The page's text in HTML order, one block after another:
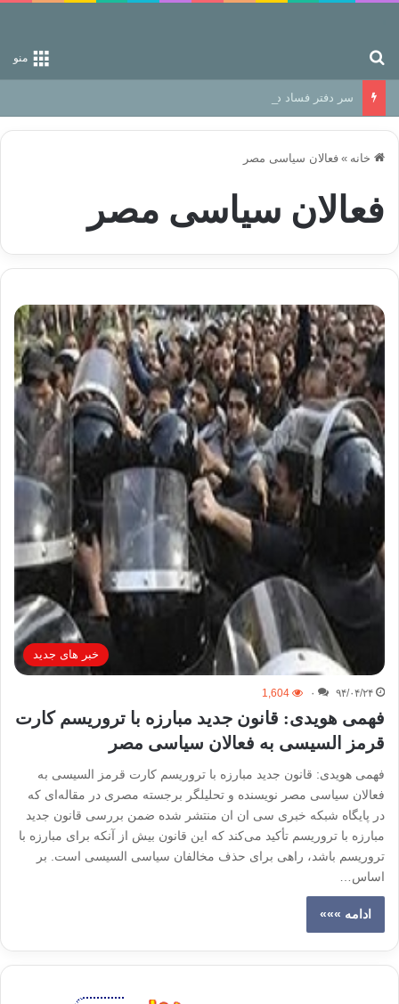
منو
سر دفتر فساد در زمین‌، دوری وکناره‌گیری از راه خداست‌!
خانه » فعالان سیاسی مصر
فعالان سیاسی مصر
خبر های جدید
۹۴/۰۴/۲۴ ۰ 1,604
فهمی هویدی: قانون جدید مبارزه با تروریسم کارت
قرمز السیسی به فعالان سیاسی مصر
فهمی هویدی: قانون جدید مبارزه با تروریسم کارت قرمز السیسی به
فعالان سیاسی مصر نویسنده و تحلیلگر برجسته مصری در مقاله‌ای که
در پایگاه شبکه خبری سی ان ان منتشر شده ضمن بررسی قانون جدید
مبارزه با تروریسم تأکید می‌کند که این قانون بیش از آنکه برای مبارزه با
تروریسم باشد، راهی برای حذف مخالفان سیاسی السیسی است. بر
اساس…
ادامه »»»